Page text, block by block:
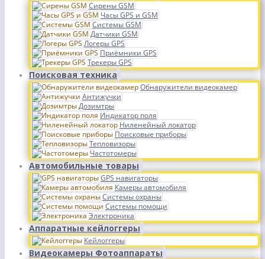
Сирены GSM
Часы GPS и GSM
Системы GSM
Датчики GSM
Логеры GPS
Приёмники GPS
Трекеры GPS
Поисковая техника
Обнаружители видеокамер
Антижучки
Дозимтры
Индикатор поля
Ниленейный локатор
Поисковые приборы
Тепловизоры
Частотомеры
Автомобильные товары
GPS навигаторы
Камеры автомобиля
Системы охраны
Системы помощи
Электроника
Аппаратные кейлоггеры
Кейлоггеры
Видеокамеры Фотоаппараты